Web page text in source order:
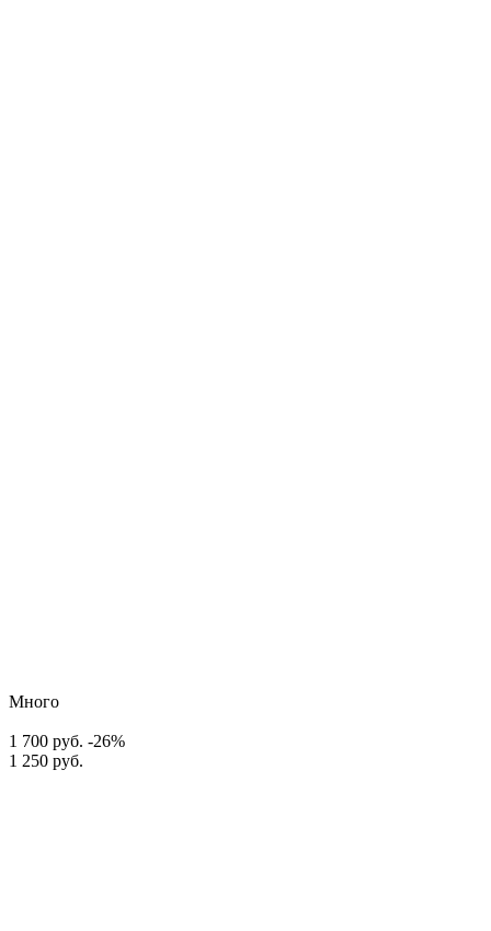
Много
1 700 руб. -26%
1 250 руб.